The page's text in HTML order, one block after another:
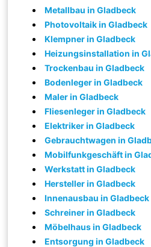
Metallbau in Gladbeck
Photovoltaik in Gladbeck
Klempner in Gladbeck
Heizungsinstallation in
Trockenbau in Gladbeck
Bodenleger in Gladbeck
Maler in Gladbeck
Fliesenleger in Gladbeck
Elektriker in Gladbeck
Gebrauchtwagen in
Mobilfunkgeschäft in
Werkstatt in Gladbeck
Hersteller in Gladbeck
Innenausbau in Gladbeck
Schreiner in Gladbeck
Möbelhaus in Gladbeck
Entsorgung in Gladbeck